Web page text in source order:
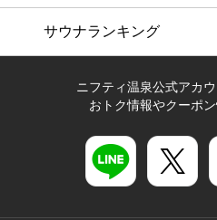
サウナランキング
ニフティ温泉公式アカ
おトク情報やクーポ